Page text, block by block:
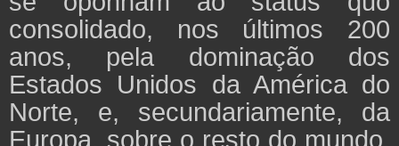
consolidado, nos últimos 200
anos, pela dominação dos
Estados Unidos da América do
Norte, e, secundariamente, da
Europa, sobre o resto do mundo,